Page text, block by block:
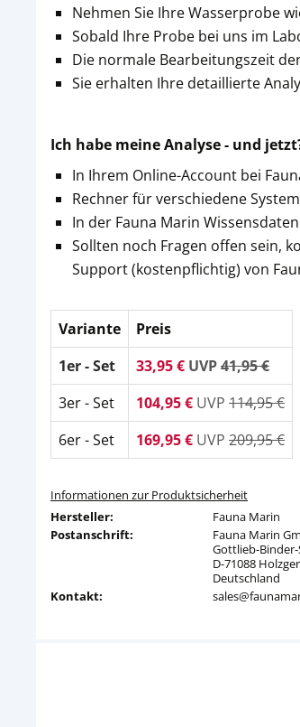
Nehmen Sie Ihre Wasserprobe
Sobald Ihre Probe bei uns im
Die normale Bearbeitungszeit
Sie erhalten Ihre detaillierte
Ich habe meine Analyse - und
In Ihrem Online-Account bei
Rechner für verschiedene
In der Fauna Marin
Sollten noch Fragen offen sein,
Support (kostenpflichtig) von
Variante
Preis
1er - Set
33,95 € UVP41,95 €
3er - Set
104,95 € UVP 114,95 €
6er - Set
169,95 € UVP 209,95 €
Informationen zur Produktsicherheit
Hersteller:
Fauna Marin
Postanschrift:
Fauna Marin
Gottlieb-Binder-
D-71088
Deutschland
Kontakt: